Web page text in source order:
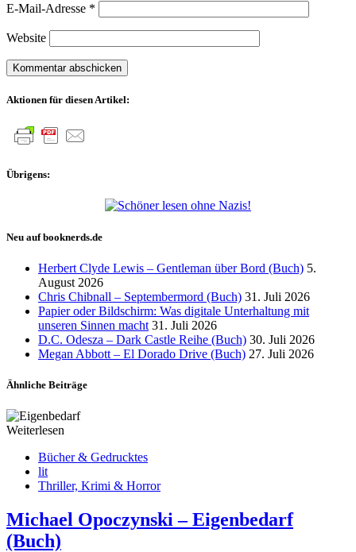
E-Mail-Adresse *
Website
Aktionen für diesen Artikel:
Übrigens:
Neu auf booknerds.de
Herbert Clyde Lewis – Gentleman über Bord (Buch) 5.
August 2026
Chris Chibnall – Septembermord (Buch) 31. Juli 2026
Papier oder Bildschirm: Was digitale Unterhaltung mit
unseren Sinnen macht 31. Juli 2026
D.C. Odesza – Dark Castle Reihe (Buch) 30. Juli 2026
Megan Abbott – El Dorado Drive (Buch) 27. Juli 2026
Ähnliche Beiträge
Weiterlesen
Bücher & Gedrucktes
lit
Thriller, Krimi & Horror
Michael Opoczynski – Eigenbedarf
(Buch)